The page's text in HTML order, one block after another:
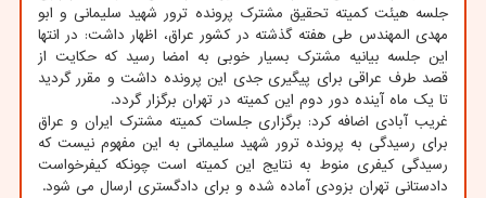
جلسه هیئت کمیته تحقیق مشترک پرونده ترور شهید سلیمانی و ابو
مهدی المهندس طی هفته گذشته در کشور عراق، اظهار داشت: در انتها
این جلسه بیانیه مشترک بسیار خوبی به امضا رسید که حکایت از
قصد طرف عراقی برای پیگیری جدی این پرونده داشت و مقرر گردید
تا یک ماه آینده دور دوم این کمیته در تهران برگزار گردد.
غریب آبادی اضافه کرد: برگزاری جلسات کمیته مشترک ایران و عراق
برای رسیدگی به پرونده ترور شهید سلیمانی به این مفهوم نیست که
رسیدگی کیفری منوط به نتایج این کمیته است چونکه کیفرخواست
دادستانی تهران بزودی آماده شده و برای دادگستری ارسال می شود.